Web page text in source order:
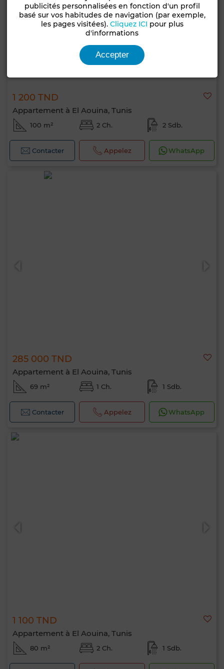
1 200 TND
Appartement à El Aouina, Tunis
100 m² 2 Ch. 2 Sdb.
Contacter Appelez WhatsApp
285 000 TND
Appartement à El Aouina, Tunis
69 m² 1 Ch. 1 Sdb.
Contacter Appelez WhatsApp
1 100 TND
Appartement à El Aouina, Tunis
80 m² 2 Ch. 1 Sdb.
publicités personnalisées en fonction d'un profil
basé sur vos habitudes de navigation (par exemple,
les pages visitées). Cliquez ICI pour plus
d'informations
Accepter